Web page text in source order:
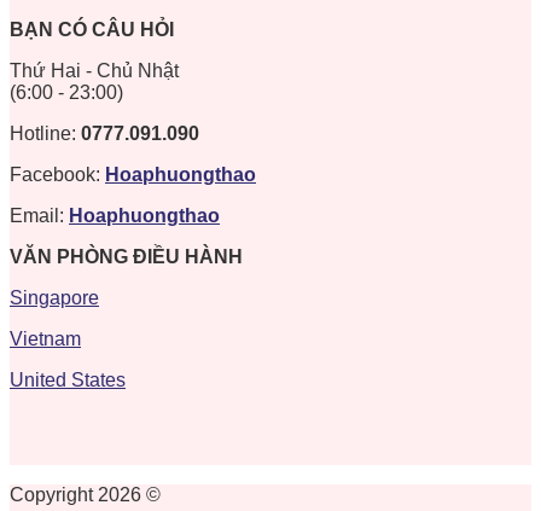
BẠN CÓ CÂU HỎI
Thứ Hai - Chủ Nhật
(6:00 - 23:00)
Hotline: 0777.091.090
Facebook: Hoaphuongthao
Email: Hoaphuongthao
VĂN PHÒNG ĐIỀU HÀNH
Singapore
Vietnam
United States
Copyright 2026 ©